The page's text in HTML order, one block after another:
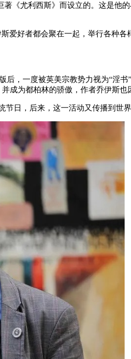
著《尤利西斯》而设立的。这是他
爱好者都会聚在一起，举行各种各
后，一度被英美宗教势力视为“淫
成为都柏林的骄傲，作者乔伊斯也
日，后来，这一活动又传播到世